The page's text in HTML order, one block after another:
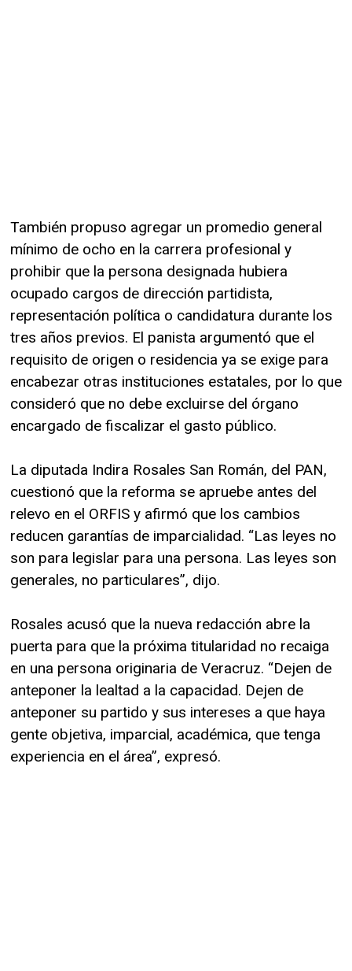
También propuso agregar un promedio general
mínimo de ocho en la carrera profesional y
prohibir que la persona designada hubiera
ocupado cargos de dirección partidista,
representación política o candidatura durante los
tres años previos. El panista argumentó que el
requisito de origen o residencia ya se exige para
encabezar otras instituciones estatales, por lo que
consideró que no debe excluirse del órgano
encargado de fiscalizar el gasto público.
La diputada Indira Rosales San Román, del PAN,
cuestionó que la reforma se apruebe antes del
relevo en el ORFIS y afirmó que los cambios
reducen garantías de imparcialidad. “Las leyes no
son para legislar para una persona. Las leyes son
generales, no particulares”, dijo.
Rosales acusó que la nueva redacción abre la
puerta para que la próxima titularidad no recaiga
en una persona originaria de Veracruz. “Dejen de
anteponer la lealtad a la capacidad. Dejen de
anteponer su partido y sus intereses a que haya
gente objetiva, imparcial, académica, que tenga
experiencia en el área”, expresó.